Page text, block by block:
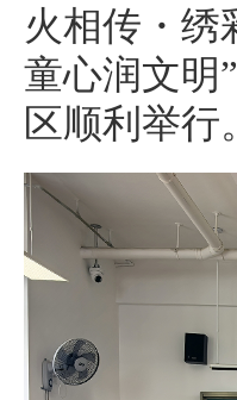
火相传・绣
童心润文明
区顺利举行。